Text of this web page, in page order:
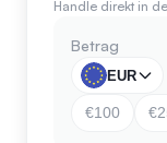
Handle direkt in
Betrag
EUR
€100